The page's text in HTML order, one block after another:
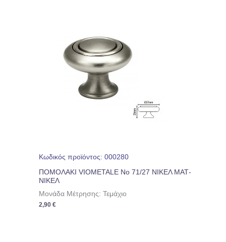
Κωδικός προϊόντος: 000280
ΠΟΜΟΛΑΚΙ VIOMETALE Νο 71/27 ΝΙΚΕΛ ΜΑΤ-
ΝΙΚΕΛ
Μονάδα Μέτρησης: Τεμάχιο
2,90€